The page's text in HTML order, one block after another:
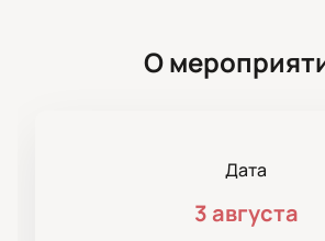
О
Дата
3 августа